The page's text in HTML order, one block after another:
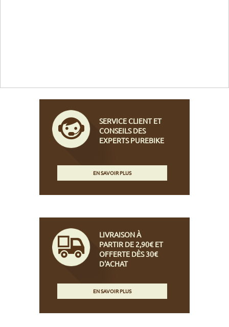
SERVICE CLIENT ET
CONSEILS DES
EXPERTS PUREBIKE
EN SAVOIR PLUS
LIVRAISON À
PARTIR DE 2,90€ ET
OFFERTE DÈS 30€
D'ACHAT
EN SAVOIR PLUS